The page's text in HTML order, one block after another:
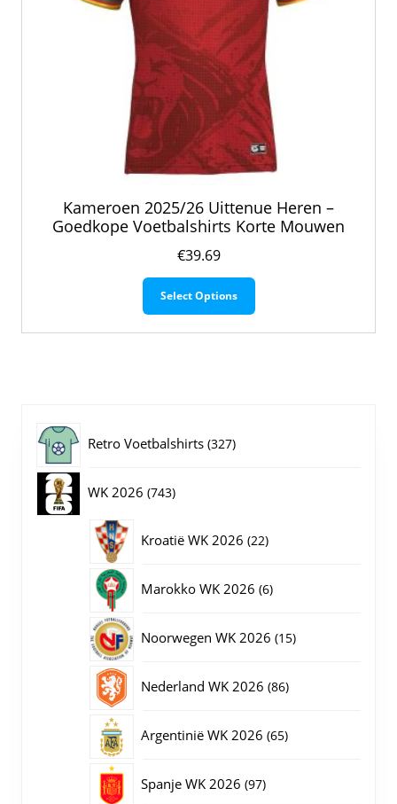
Kameroen 2025/26 Uittenue Heren –
Goedkope Voetbalshirts Korte Mouwen
€39.69
Select Options
Dit
Retro Voetbalshirts 327327
WK 2026 743743
Kroatië WK 2026 2222
Marokko WK 2026 66
Noorwegen WK 2026 1515
Nederland WK 2026 8686
Argentinië WK 2026 6565
Spanje WK 2026 9797